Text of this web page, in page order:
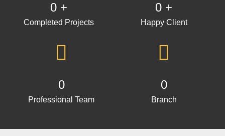
0 +
Completed Projects
0 +
Happy Client
0
Professional Team
0
Branch